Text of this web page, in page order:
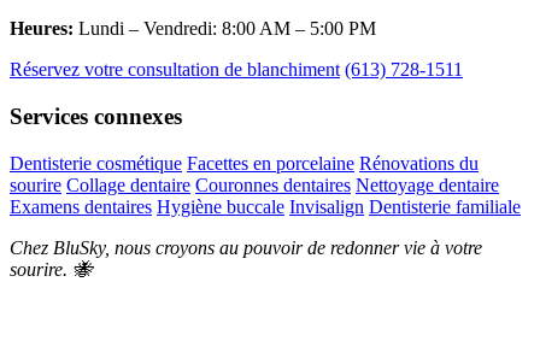
Heures: Lundi – Vendredi: 8:00 AM – 5:00 PM
Réservez votre consultation de blanchiment (613) 728-1511
Services connexes
Dentisterie cosmétique Facettes en porcelaine Rénovations du
sourire Collage dentaire Couronnes dentaires Nettoyage dentaire
Examens dentaires Hygiène buccale Invisalign Dentisterie familiale
Chez BluSky, nous croyons au pouvoir de redonner vie à votre
sourire. 🐝